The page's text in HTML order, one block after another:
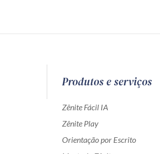
Produtos e serviços
Zênite Fácil IA
Zênite Play
Orientação por Escrito